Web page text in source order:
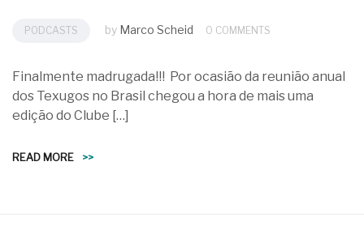
PODCASTS by Marco Scheid 0 COMMENTS
Finalmente madrugada!!! Por ocasião da reunião anual
dos Texugos no Brasil chegou a hora de mais uma
edição do Clube […]
READ MORE >>